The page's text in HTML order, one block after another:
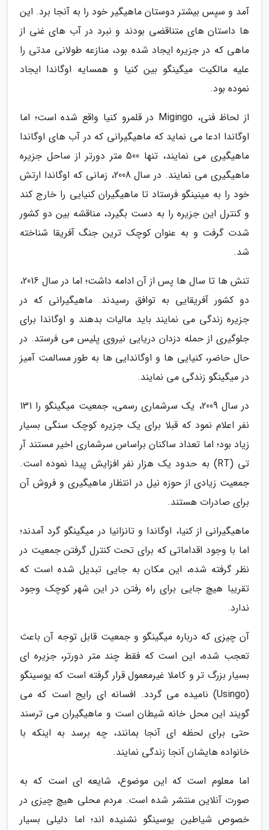
آمد و سپس بیشتر دوستان ماهیگیر خود را به آنجا برد. این
ها داستان های متناقضی بودند و نبرد در آب های غنی از
ماهی که در جزیره ایجاد شده بود، منازعه طولانی مدتی را
علیه مالکیت میگینگو بین کنیا و همسایه اوگاندا ایجاد
نموده بود.
از لحاظ فنی، Migingo در قلمرو کنیا واقع شده است؛ اما
اوگاندا ادعا می نماید که ماهیگیرانی که در آب های اوگاندا
ماهیگیری می نمایند، تنها 500 متر دورتر از ساحل جزیره
ماهیگیری می نمایند. در سال 2008، زمانی که اوگاندا ارتش
خود را به مینینگو فرستاد تا ماهیگیران کنیایی را خارج کند
و کنترل این جزیره را به دست بگیرد، مناقشه بین دو کشور
شدت گرفت و به عنوان کوچک ترین جنگ آفریقا شناخته
شد.
تنش ها تا سال ها پس از آن ادامه داشت؛ اما در سال 2016،
دو کشور آفریقایی به توافق رسیدند. ماهیگیرانی که در
جزیره زندگی می نمایند باید مالیات بدهند و اوگاندا برای
جلوگیری از حمله دزدان دریایی نیروی پلیس می فرستد. در
حال حاضر، کنیایی ها و اوگاندایی ها به طور مسالمت آمیز
در میگینگو زندگی می نمایند.
در سال 2009، یک سرشماری رسمی، جمعیت میگینگو را 131
نفر اعلام نمود که قبلا برای یک جزیره کوچک سنگی بسیار
زیاد بود؛ اما تعداد ساکنان براساس سرشماری اخیر مستند آر
تی (RT) به حدود یک هزار نفر افزایش پیدا نموده است.
جمعیت زیادی از حوزه نیل در انتظار ماهیگیری و فروش آن
برای صادرات هستند.
ماهیگیرانی از کنیا، اوگاندا و تانزانیا در میگینگو گرد آمدند؛
اما با وجود اقداماتی که برای تحت کنترل گرفتن جمعیت در
نظر گرفته شده، این مکان به جایی تبدیل شده است که
تقریبا هیچ جایی برای راه رفتن در این شهر کوچک وجود
ندارد.
آن چیزی که درباره میگینگو و جمعیت قابل توجه آن باعث
تعجب شده، این است که فقط چند متر دورتر، جزیره ای
بسیار بزرگ تر و کاملا غیرمعمول قرار گرفته است که یوسینگو
(Usingo) نامیده می گردد. افسانه ای رایج است که می
گویند این محل خانه شیطان است و ماهیگیران می ترسند
حتی برای لحظه ای آنجا بمانند، چه برسد به اینکه با
خانواده هایشان آنجا زندگی نمایند.
اما معلوم است که این موضوع، شایعه ای است که به
صورت آنلاین منتشر شده است. مردم محلی هیچ چیزی در
خصوص شیاطین یوسینگو نشنیده اند؛ اما دلیلی بسیار